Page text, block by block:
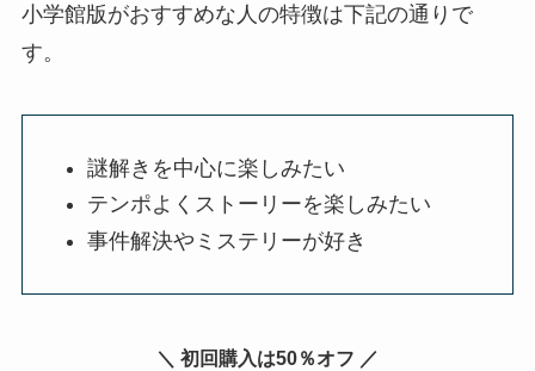
小学館版がおすすめな人の特徴は下記の通りで
す。
謎解きを中心に楽しみたい
テンポよくストーリーを楽しみたい
事件解決やミステリーが好き
＼ 初回購入は50％オフ ／